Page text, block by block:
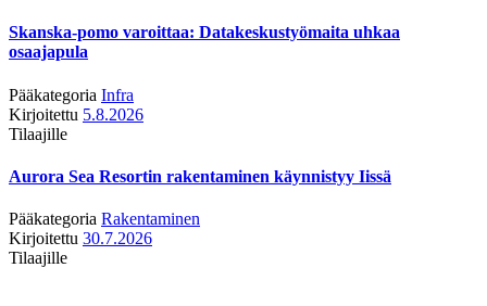
Skanska-pomo varoittaa: Datakeskustyömaita uhkaa
osaajapula
Pääkategoria Infra
Kirjoitettu 5.8.2026
Tilaajille
Aurora Sea Resortin rakentaminen käynnistyy Iissä
Pääkategoria Rakentaminen
Kirjoitettu 30.7.2026
Tilaajille